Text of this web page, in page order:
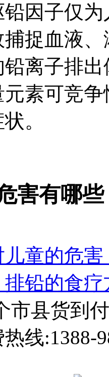
因子仅
捕捉血液
离子排
素可竞
。
害有哪
儿童的危
铅的食疗
市县货到
线:1388-